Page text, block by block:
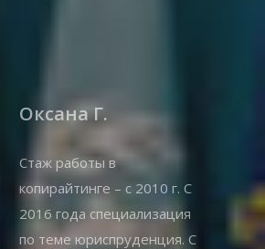
Оксана Г.
Стаж работы в
копирайтинге – с 2010 г. С
2016 года специализация
по теме юриспруденция. С